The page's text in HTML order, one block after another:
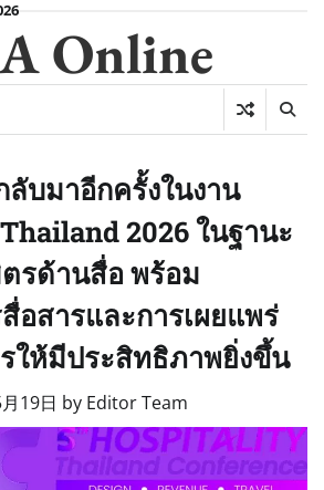
Online
บมาอีกครั้งในงาน
2026 ในฐานะ
รด้านสื่อ พร้อม
อสารและการเผยแพร่
ให้มีประสิทธิภาพยิ่งขึ้น
19日 by Editor Team